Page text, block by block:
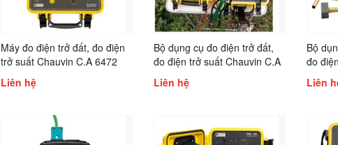
Máy đo điện trở đất, đo điện
trở suất Chauvin C.A 6472
Liên hệ
Bộ dụng cụ đo điện trở đất,
đo điện trở suất Chauvin C.A
6474
Liên hệ
Bộ
đo
6462
Liên